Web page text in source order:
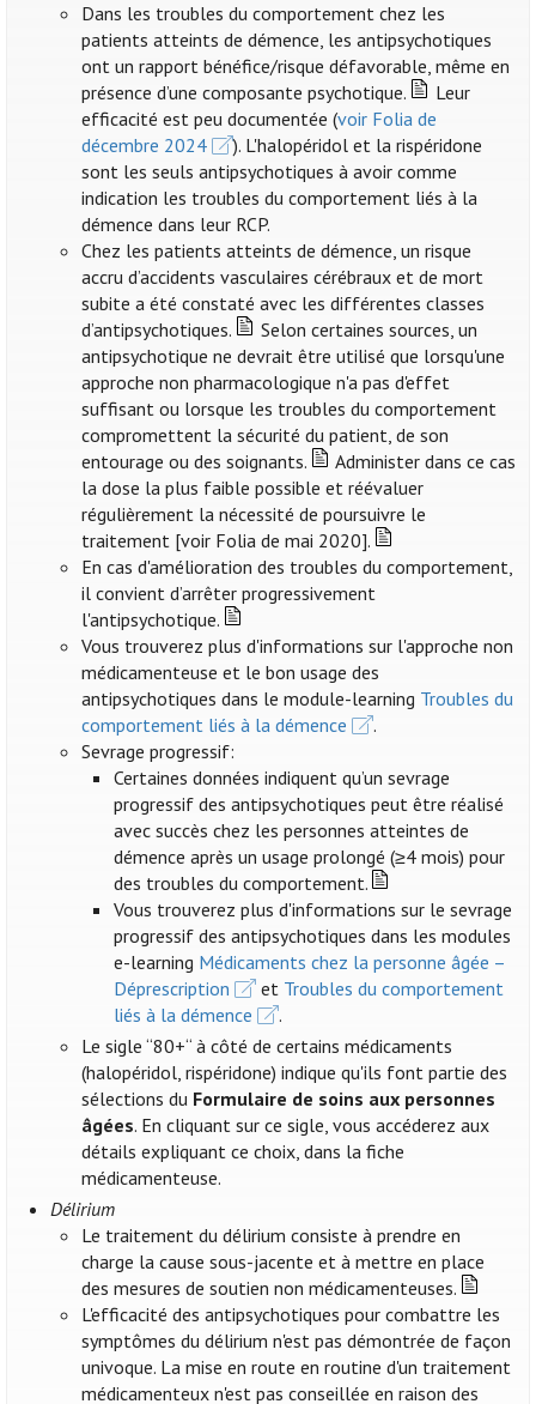
Dans les troubles du comportement chez les
patients atteints de démence, les antipsychotiques
ont un rapport bénéfice/risque défavorable, même en
présence d’une composante psychotique.
Leur
efficacité est peu documentée (voir Folia de
décembre 2024
). L'halopéridol et la rispéridone
sont les seuls antipsychotiques à avoir comme
indication les troubles du comportement liés à la
démence dans leur RCP.
Chez les patients atteints de démence, un risque
accru d’accidents vasculaires cérébraux et de mort
subite a été constaté avec les différentes classes
d’antipsychotiques.
Selon certaines sources, un
antipsychotique ne devrait être utilisé que lorsqu'une
approche non pharmacologique n'a pas d'effet
suffisant ou lorsque les troubles du comportement
compromettent la sécurité du patient, de son
entourage ou des soignants.
Administer dans ce cas
la dose la plus faible possible et réévaluer
régulièrement la nécessité de poursuivre le
traitement [voir Folia de mai 2020].
En cas d'amélioration des troubles du comportement,
il convient d’arrêter progressivement
l'antipsychotique.
Vous trouverez plus d'informations sur l'approche non
médicamenteuse et le bon usage des
antipsychotiques dans le module-learning Troubles du
comportement liés à la démence
.
Sevrage progressif:
Certaines données indiquent qu’un sevrage
progressif des antipsychotiques peut être réalisé
avec succès chez les personnes atteintes de
démence après un usage prolongé (≥4 mois) pour
des troubles du comportement.
Vous trouverez plus d'informations sur le sevrage
progressif des antipsychotiques dans les modules
e-learning Médicaments chez la personne âgée –
Déprescription
et Troubles du comportement
liés à la démence
.
Le sigle “80+“ à côté de certains médicaments
(halopéridol, rispéridone) indique qu'ils font partie des
sélections du Formulaire de soins aux personnes
âgées. En cliquant sur ce sigle, vous accéderez aux
détails expliquant ce choix, dans la fiche
médicamenteuse.
Délirium
Le traitement du délirium consiste à prendre en
charge la cause sous-jacente et à mettre en place
des mesures de soutien non médicamenteuses.
L'efficacité des antipsychotiques pour combattre les
symptômes du délirium n'est pas démontrée de façon
univoque. La mise en route en routine d'un traitement
médicamenteux n'est pas conseillée en raison des